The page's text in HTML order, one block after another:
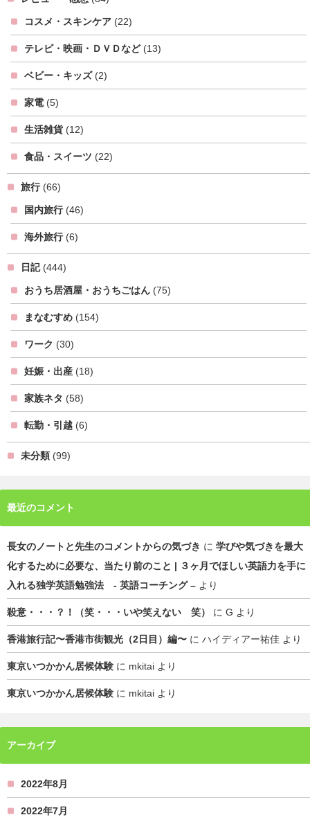
コスメ・スキンケア (22)
テレビ・映画・ＤＶＤなど(13)
ベビー・キッズ(2)
家電 (5)
生活雑貨 (12)
食品・スイーツ (22)
旅行(66)
国内旅行(46)
海外旅行(6)
日記(444)
おうち居酒屋・おうちごはん (75)
まなむすめ (154)
ワーク (30)
妊娠・出産 (18)
家族ネタ (58)
転勤・引越 (6)
未分類 (99)
最近のコメント
長女のノートと先生のコメントからの気づき に 学びや気づきを最大
化するために必要な、当たり前のこと | ３ヶ月でほしい英語力を手に
入れる独学英語勉強法 - 英語コーチング – より
殺意・・・？！（笑・・・いや笑えない 笑） に G より
香港旅行記〜香港市街観光（2日目）編〜 に ハイディアー祐佳 より
東京いつかかん居候体験 に mkitai より
東京いつかかん居候体験 に mkitai より
アーカイブ
2022年8月
2022年7月